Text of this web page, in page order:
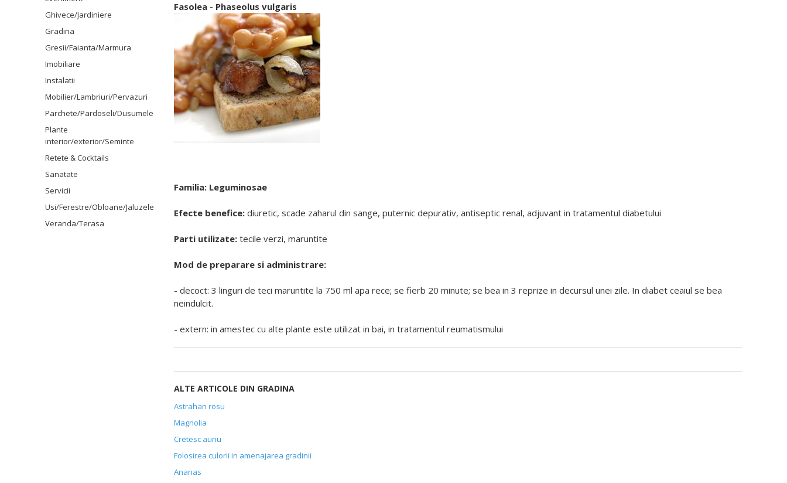
Ghivece/Jardiniere
Gradina
Gresii/Faianta/Marmura
Imobiliare
Instalatii
Mobilier/Lambriuri/Pervazuri
Parchete/Pardoseli/Dusumele
Plante
interior/exterior/Seminte
Retete & Cocktails
Sanatate
Servicii
Usi/Ferestre/Obloane/Jaluzele
Veranda/Terasa
Fasolea - Phaseolus vulgaris
Familia: Leguminosae
Efecte benefice: diuretic, scade zaharul din sange, puternic depurativ, antiseptic renal, adjuvant in tratamentul diabetului
Parti utilizate: tecile verzi, maruntite
Mod de preparare si administrare:
- decoct: 3 linguri de teci maruntite la 750 ml apa rece; se fierb 20 minute; se bea in 3 reprize in decursul unei zile. In diabet ceaiul se bea
neindulcit.
- extern: in amestec cu alte plante este utilizat in bai, in tratamentul reumatismului
ALTE ARTICOLE DIN GRADINA
Astrahan rosu
Magnolia
Cretesc auriu
Folosirea culorii in amenajarea gradinii
Ananas